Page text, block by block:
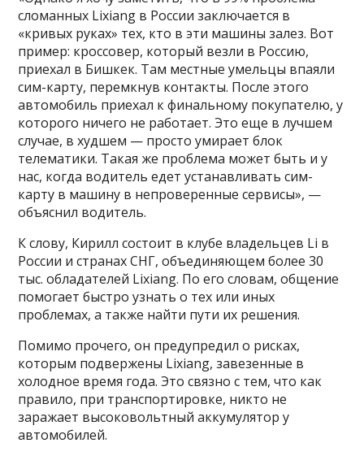
сломанных Lixiang в России заключается в
«кривых руках» тех, кто в эти машины залез. Вот
пример: кроссовер, который везли в Россию,
приехал в Бишкек. Там местные умельцы впаяли
сим-карту, перемкнув контакты. После этого
автомобиль приехал к финальному покупателю, у
которого ничего не работает. Это еще в лучшем
случае, в худшем — просто умирает блок
телематики. Такая же проблема может быть и у
нас, когда водитель едет устанавливать сим-
карту в машину в непроверенные сервисы», —
объяснил водитель.
К слову, Кирилл состоит в клубе владельцев Li в
России и странах СНГ, объединяющем более 30
тыс. обладателей Lixiang. По его словам, общение
помогает быстро узнать о тех или иных
проблемах, а также найти пути их решения.
Помимо прочего, он предупредил о рисках,
которым подвержены Lixiang, завезенные в
холодное время года. Это связно с тем, что как
правило, при транспортировке, никто не
заражает высоковольтный аккумулятор у
автомобилей.